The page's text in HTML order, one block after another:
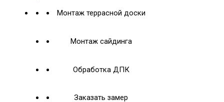
Монтаж террасной доски
Монтаж сайдинга
Обработка ДПК
Заказать замер